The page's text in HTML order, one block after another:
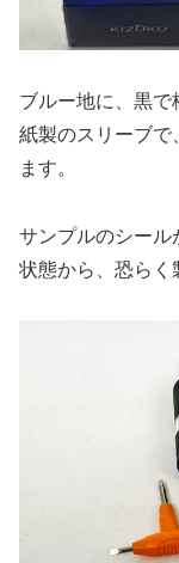
ブルー地に、黒で
紙製のスリーブで
ます。
サンプルのシール
状態から、恐らく